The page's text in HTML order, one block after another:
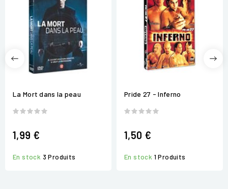
La Mort dans la peau
1,99 €
En stock 3 Produits
Pride 27 - Inferno
1,50 €
En stock 1 Produits